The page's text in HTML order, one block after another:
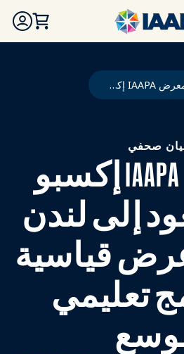
معرض IAAPA إكسبو أوروبا يعود إلى لندن بأرضية عرض قياسية وبرنامج تعليمي موسع
صحفي
معرض IAAPA إكسبو
إلى لندن
قياسية
تعليمي